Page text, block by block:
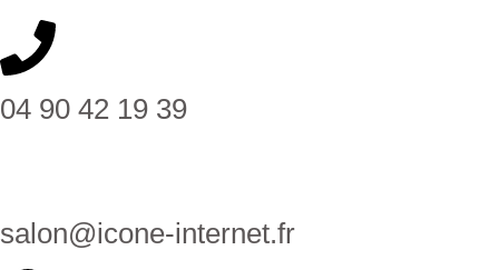
04 90 42 19 39
salon@icone-internet.fr